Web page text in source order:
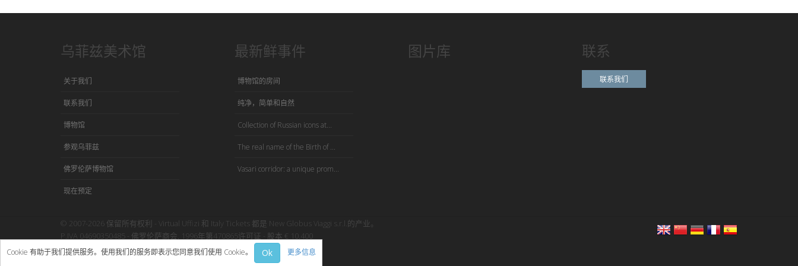
乌菲兹美术馆
关于我们
联系我们
博物馆
参观乌菲兹
佛罗伦萨博物馆
现在预定
最新鲜事件
博物馆的房间
纯净，简单和自然
Collection of Russian icons at...
The real name of the Birth of ...
Vasari corridor: a unique prom...
图片库 联系
联系我们
© 2007-2026 保留所有权利 - Virtual Uffizi 和 Italy Tickets 都是 New Globus Viaggi s.r.l.的产业。
P.IVA 04690350485 - 佛罗伦萨商会, 1996年第470865许可证 - 股本 € 10.400
使用本网站即表示接受Virtual Uffizi”条款与细则 -隐私政策
Cookie 有助于我们提供服务。使用我们的服务即表示您同意我们使用 Cookie。 Ok 更多信息